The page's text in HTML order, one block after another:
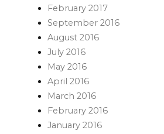
February 2017
September 2016
August 2016
July 2016
May 2016
April 2016
March 2016
February 2016
January 2016